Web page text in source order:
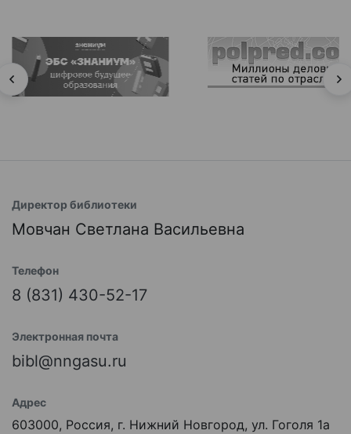
Директор библиотеки
Мовчан Светлана Васильевна
Телефон
8 (831) 430-52-17
Электронная почта
bibl@nngasu.ru
Адрес
603000, Россия, г. Нижний Новгород, ул. Гоголя 1а